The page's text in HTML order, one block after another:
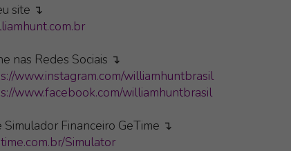
site ↴
nas Redes Sociais ↴
www.instagram.com/williamhuntbrasil
www.facebook.com/williamhuntbrasil
Simulador Financeiro GeTime ↴
Simulator